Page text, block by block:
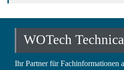
WOTech
Ihr Partner für Fachinformationen